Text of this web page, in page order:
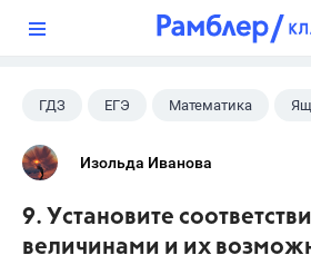
ГДЗ ЕГЭ Математика
Изольда Иванова
9. Установите
величинами и их